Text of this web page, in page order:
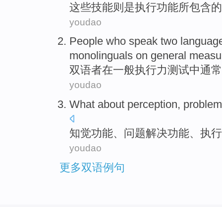
这些技能则 是执行功能所包含的
youdao
People who speak two
monolinguals on general
双语者在一般执行力测试中通常
youdao
What about perception,
知觉功能、 问题解决功能、 执行
youdao
更多双语例句